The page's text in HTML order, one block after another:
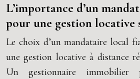
L’importance d’un
pour une gestion locative
Le choix d’un mandataire local
une gestion locative à distance
Un gestionnaire immobilier